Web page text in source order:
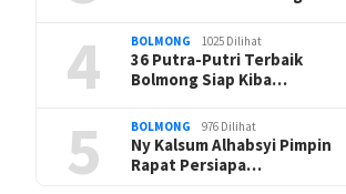
4 BOLMONG 1025 Dilihat
36 Putra-Putri Terbaik
Bolmong Siap Kiba…
5 BOLMONG 976 Dilihat
Ny Kalsum Alhabsyi Pimpin
Rapat Persiapa…